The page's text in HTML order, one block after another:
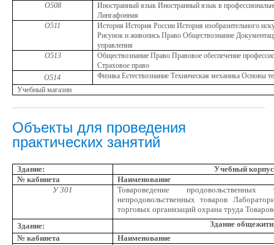
О508
Иностранный язык Иностранный язык в
Лингафонная
О511
История История России История изобразительного
Рисунок и живопись Право Обществознание
управления
О513
Обществознание Право Правовое обеспечение
Страховое право
О514
Физика Естествознание Техническая механика Основы
Учебный магазин
Объекты для проведения
практических занятий
Здание:
Учебный корпус
№ кабинета
Наименование
У 301
Товароведение продовольственных
непродовольственных товаров
торговых организаций охрана труда
Здание:
Здание
№ кабинета
Наименование